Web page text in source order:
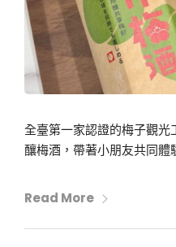
全臺第一家認證的梅子觀
釀梅酒，帶著小朋友共同
Read More